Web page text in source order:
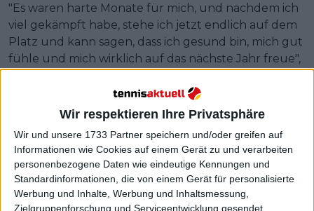
Wir respektieren Ihre Privatsphäre
Wir und unsere 1733 Partner speichern und/oder greifen auf
Informationen wie Cookies auf einem Gerät zu und verarbeiten
personenbezogene Daten wie eindeutige Kennungen und
Standardinformationen, die von einem Gerät für personalisierte
Werbung und Inhalte, Werbung und Inhaltsmessung,
Zielgruppenforschung und Serviceentwicklung gesendet
"Es waren harte Monate für mich, und nachdem ich
viel gekämpft habe, stehe ich jetzt endlich auf dem
Platz und kann sagen, dass ich gesund bin, mich gut
fühle und mich wirklich auf das nächste Jahr freue",